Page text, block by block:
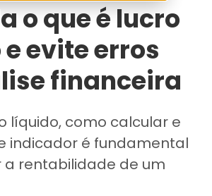
o que é lucro
evite erros
financeira
líquido, como calcular e
indicador é fundamental
a rentabilidade de um